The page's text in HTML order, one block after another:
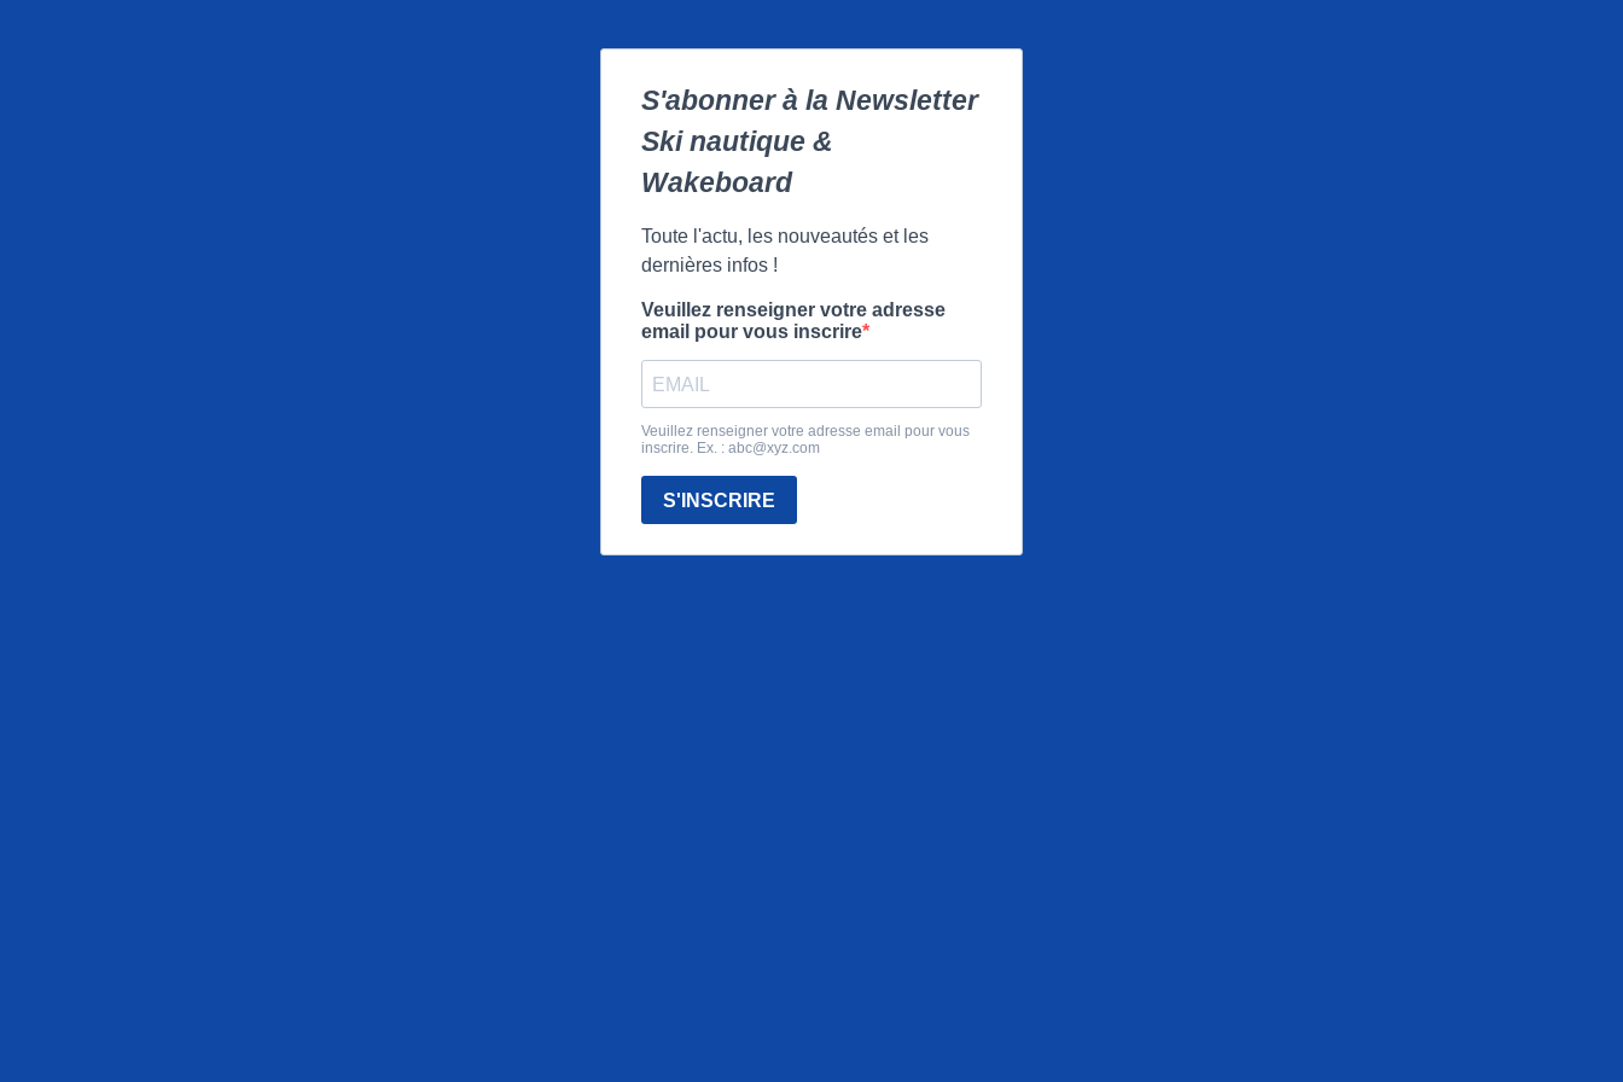
S'abonner à la Newsletter
Ski nautique &
Wakeboard
Toute l'actu, les nouveautés et les
dernières infos !
Veuillez renseigner votre adresse
email pour vous inscrire
Veuillez renseigner votre adresse email pour vous
inscrire. Ex. : abc@xyz.com
S'INSCRIRE